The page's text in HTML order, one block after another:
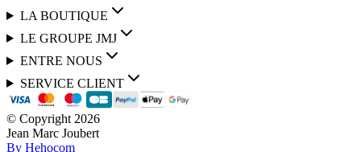
LA BOUTIQUE
LE GROUPE JMJ
ENTRE NOUS
SERVICE CLIENT
© Copyright 2026
Jean Marc Joubert
By Hehocom